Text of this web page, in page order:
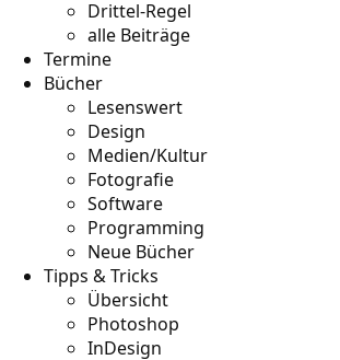
Drittel-Regel
alle Beiträge
Termine
Bücher
Lesenswert
Design
Medien/Kultur
Fotografie
Software
Programming
Neue Bücher
Tipps & Tricks
Übersicht
Photoshop
InDesign